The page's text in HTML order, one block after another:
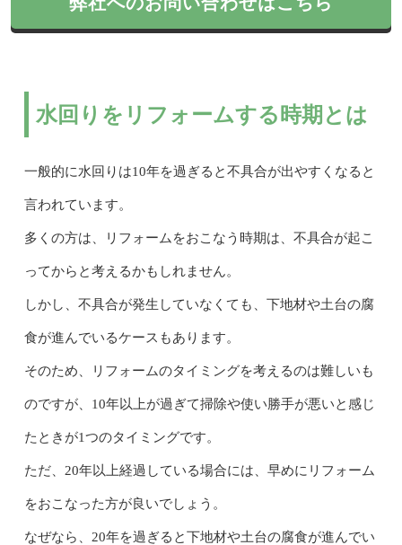
水回りをリフォームする時期とは
一般的に水回りは10年を過ぎると不具合が出やすくなると
言われています。
多くの方は、リフォームをおこなう時期は、不具合が起こ
ってからと考えるかもしれません。
しかし、不具合が発生していなくても、下地材や土台の腐
食が進んでいるケースもあります。
そのため、リフォームのタイミングを考えるのは難しいも
のですが、10年以上が過ぎて掃除や使い勝手が悪いと感じ
たときが1つのタイミングです。
ただ、20年以上経過している場合には、早めにリフォーム
をおこなった方が良いでしょう。
なぜなら、20年を過ぎると下地材や土台の腐食が進んでい